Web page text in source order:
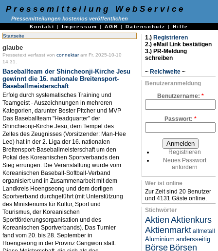
Pressemitteilung WebService
Pressemitteilungen kostenlos veröffentlichen
Kontakt | Impressum | AGB | Datenschutz | Hilfe
Startseite
glaube
Pressetext verfasst von connektaram Fr, 2025-10-10
14:31.
Baseballteam der Shincheonji-Kirche Jesu
gewinnt die 16. nationale Breitensport-
Baseballmeisterschaft
Erfolg durch systematisches Training und
Teamgeist - Auszeichnungen in mehreren
Kategorien, darunter Bester Pitcher und MVP
Das Baseballteam "Headquarter" der
Shincheonji-Kirche Jesu, dem Tempel des
Zeltes des Zeugnisses (Vorsitzender: Man-Hee
Lee) hat in der 2. Liga der 16. nationalen
Breitensport-Baseballmeisterschaft um den
Pokal des Koreanischen Sportverbands den
Sieg errungen. Die Veranstaltung wurde vom
Koreanischen Baseball-Softball-Verband
organisiert und in Zusammenarbeit mit dem
Landkreis Hoengseong und dem dortigen
Sportverband durchgeführt (mit Unterstützung
des Ministeriums für Kultur, Sport und
Tourismus, der Koreanischen
Sportförderungsorganisation und des
Koreanischen Sportverbands). Das Turnier
fand vom 20. bis 28. September in
Hoengseong in der Provinz Gangwon statt.
1.) Registrieren
2.) eMail Link bestätigen
3.) PR-Meldung
schreiben
~ Reichweite ~
Benutzeranmeldung
Benutzername: *
Passwort: *
Registrieren
Neues Passwort
anfordern
Wer ist online
Zur Zeit sind 20 Benutzer
und 4131 Gäste online.
Stichwörter
Aktien Aktienkurs
Aktienmarkt altmetall
Aluminium andersseitig
Börse Börsen